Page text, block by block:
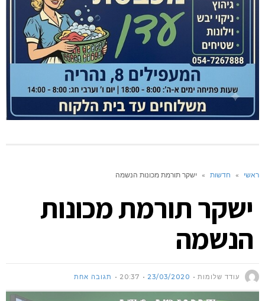
ראשי » חדשות » ישקר תורמת מכונות הנשמה
ישקר תורמת מכונות
הנשמה
עודד שלומות 23/03/2020
20:37 תגובה אחת